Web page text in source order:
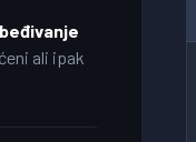
ali ipak